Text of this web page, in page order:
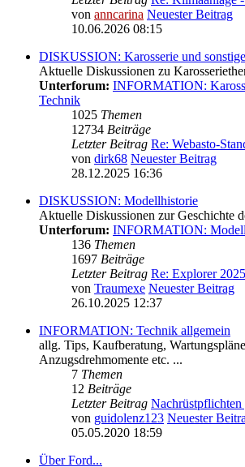
von anncarina Neuester Beitrag
10.06.2026 08:15
DISKUSSION: Karosserie und
Aktuelle Diskussionen zu
Unterforum: INFORMATION:
Technik
1025 Themen
12734 Beiträge
Letzter Beitrag Re: Webasto-
von dirk68 Neuester Beitrag
28.12.2025 16:36
DISKUSSION: Modellhistorie
Aktuelle Diskussionen zur Geschichte
Unterforum: INFORMATION:
136 Themen
1697 Beiträge
Letzter Beitrag Re: Explorer 2025
von Traumexe Neuester Beitrag
26.10.2025 12:37
INFORMATION: Technik allgemein
allg. Tips, Kaufberatung,
Anzugsdrehmomente etc. ...
7 Themen
12 Beiträge
Letzter Beitrag Nachrüstpflichten
von guidolenz123 Neuester
05.05.2020 18:59
Über Ford...